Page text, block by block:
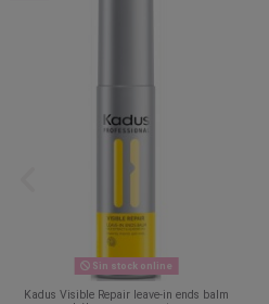
Sin stock online
Kadus Visible Repair leave-in ends balm